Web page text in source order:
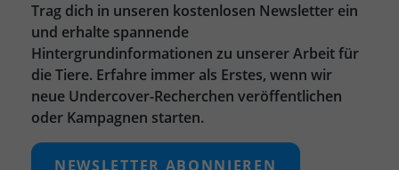
Trag dich in unseren kostenlosen Newsletter ein
und erhalte spannende
Hintergrundinformationen zu unserer Arbeit für
die Tiere. Erfahre immer als Erstes, wenn wir
neue Undercover-Recherchen veröffentlichen
oder Kampagnen starten.
NEWSLETTER ABONNIEREN